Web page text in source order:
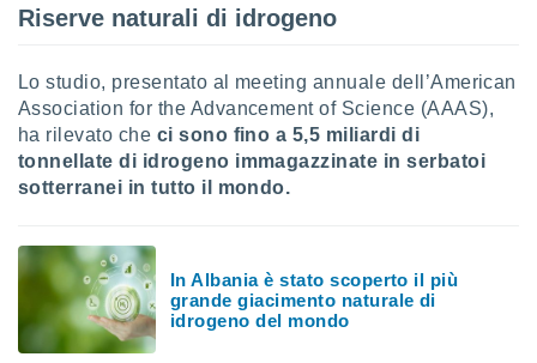
a piè
del
Riserve naturali di idrogeno
Lo studio, presentato al meeting annuale dell’American
Association for the Advancement of Science (AAAS),
ha rilevato che ci sono fino a 5,5 miliardi di
tonnellate di idrogeno immagazzinate in serbatoi
sotterranei in tutto il mondo.
In Albania è stato scoperto il più
grande giacimento naturale di
idrogeno del mondo